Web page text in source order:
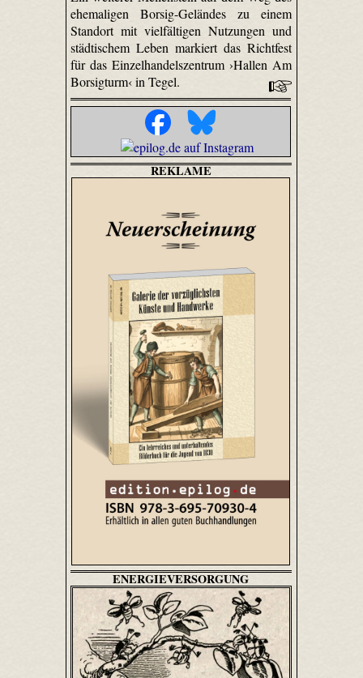
ehemaligen Borsig-Geländes zu einem
Standort mit vielfältigen Nutzungen und
städtischem Leben markiert das Richtfest
für das Einzelhandelszentrum ›Hallen Am
Borsigturm‹ in Tegel.
REKLAME
ENERGIEVERSORGUNG